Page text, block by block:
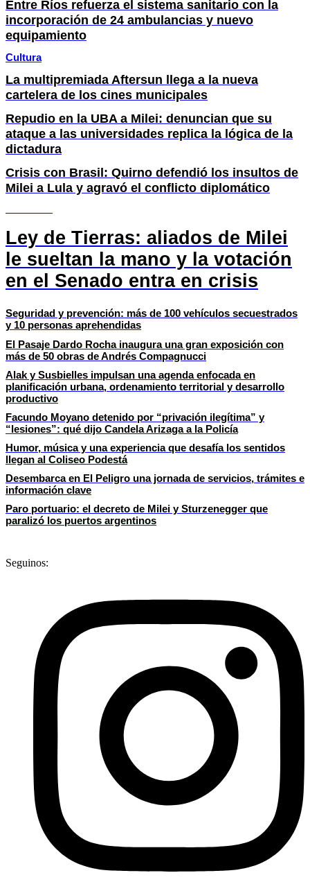
Entre Ríos refuerza el sistema sanitario con la
incorporación de 24 ambulancias y nuevo
equipamiento
Cultura
La multipremiada Aftersun llega a la nueva
cartelera de los cines municipales
Repudio en la UBA a Milei: denuncian que su
ataque a las universidades replica la lógica de la
dictadura
Crisis con Brasil: Quirno defendió los insultos de
Milei a Lula y agravó el conflicto diplomático
Ley de Tierras: aliados de Milei
le sueltan la mano y la votación
en el Senado entra en crisis
Seguridad y prevención: más de 100 vehículos secuestrados
y 10 personas aprehendidas
El Pasaje Dardo Rocha inaugura una gran exposición con
más de 50 obras de Andrés Compagnucci
Alak y Susbielles impulsan una agenda enfocada en
planificación urbana, ordenamiento territorial y desarrollo
productivo
Facundo Moyano detenido por “privación ilegítima” y
“lesiones”: qué dijo Candela Arizaga a la Policía
Humor, música y una experiencia que desafía los sentidos
llegan al Coliseo Podestá
Desembarca en El Peligro una jornada de servicios, trámites e
información clave
Paro portuario: el decreto de Milei y Sturzenegger que
paralizó los puertos argentinos
Seguinos: